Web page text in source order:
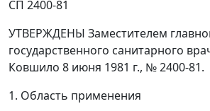
СП 2400-81
УТВЕРЖДЕНЫ Заместителем
государственного санитарного
Ковшило 8 июня 1981 г., № 2400-81.
1. Область применения